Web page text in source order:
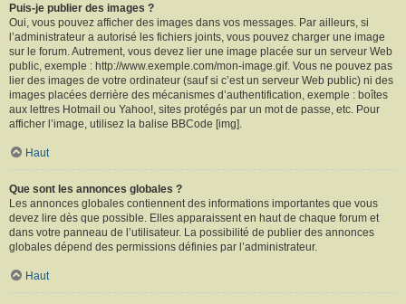
Puis-je publier des images ?
Oui, vous pouvez afficher des images dans vos messages. Par ailleurs, si
l’administrateur a autorisé les fichiers joints, vous pouvez charger une image
sur le forum. Autrement, vous devez lier une image placée sur un serveur Web
public, exemple : http://www.exemple.com/mon-image.gif. Vous ne pouvez pas
lier des images de votre ordinateur (sauf si c’est un serveur Web public) ni des
images placées derrière des mécanismes d’authentification, exemple : boîtes
aux lettres Hotmail ou Yahoo!, sites protégés par un mot de passe, etc. Pour
afficher l’image, utilisez la balise BBCode [img].
Haut
Que sont les annonces globales ?
Les annonces globales contiennent des informations importantes que vous
devez lire dès que possible. Elles apparaissent en haut de chaque forum et
dans votre panneau de l’utilisateur. La possibilité de publier des annonces
globales dépend des permissions définies par l’administrateur.
Haut